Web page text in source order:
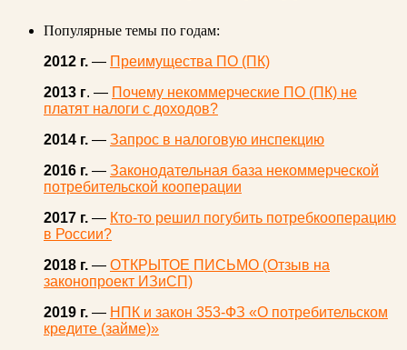
Популярные темы по годам:
2012 г. — Преимущества ПО (ПК)
2013 г. — Почему некоммерческие ПО (ПК) не
платят налоги с доходов?
2014 г. — Запрос в налоговую инспекцию
2016 г. — Законодательная база некоммерческой
потребительской кооперации
2017 г. — Кто-то решил погубить потребкооперацию
в России?
2018 г. — ОТКРЫТОЕ ПИСЬМО (Отзыв на
законопроект ИЗиСП)
2019 г. — НПК и закон 353-ФЗ «О потребительском
кредите (займе)»